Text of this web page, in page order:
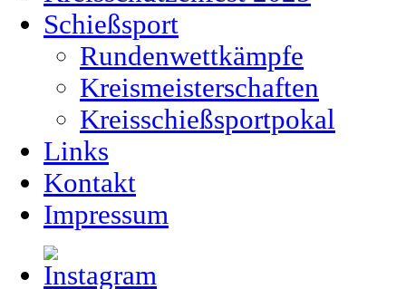
Schießsport
Rundenwettkämpfe
Kreismeisterschaften
Kreisschießsportpokal
Links
Kontakt
Impressum